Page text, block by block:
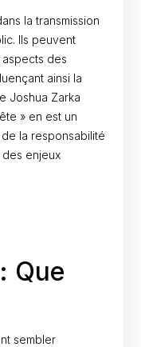
la transmission
Ils peuvent
des
ainsi la
Joshua Zarka
» en est un
la responsabilité
enjeux
Que
sembler